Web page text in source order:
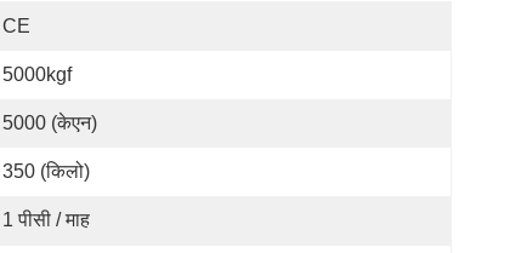
CE
5000kgf
5000 (केएन)
350 (किलो)
1 पीसी / माह